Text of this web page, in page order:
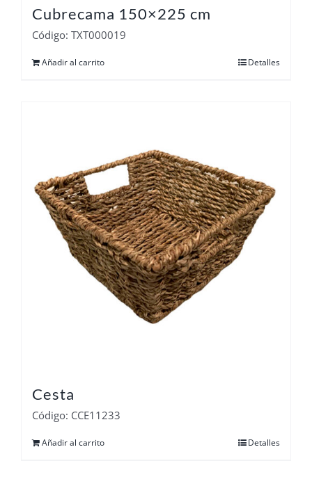
Cubrecama 150×225 cm
Código: TXT000019
Añadir al carrito Detalles
Cesta
Código: CCE11233
Añadir al carrito Detalles